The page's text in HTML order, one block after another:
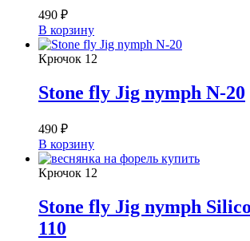
490 ₽
В корзину
Крючок 12
Stone fly Jig nymph N-20
490 ₽
В корзину
Крючок 12
Stone fly Jig nymph
110